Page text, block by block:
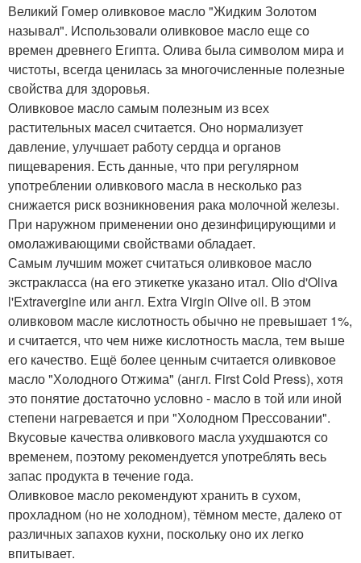
Великий Гомер оливковое масло "Жидким Золотом
называл". Использовали оливковое масло еще со
времен древнего Египта. Олива была символом мира и
чистоты, всегда ценилась за многочисленные полезные
свойства для здоровья.
Оливковое масло самым полезным из всех
растительных масел считается. Оно нормализует
давление, улучшает работу сердца и органов
пищеварения. Есть данные, что при регулярном
употреблении оливкового масла в несколько раз
снижается риск возникновения рака молочной железы.
При наружном применении оно дезинфицирующими и
омолаживающими свойствами обладает.
Самым лучшим может считаться оливковое масло
экстракласса (на его этикетке указано итал. Olio d'Oliva
l'Extravergine или англ. Extra Virgin Olive oil. В этом
оливковом масле кислотность обычно не превышает 1%,
и считается, что чем ниже кислотность масла, тем выше
его качество. Ещё более ценным считается оливковое
масло "Холодного Отжима" (англ. First Cold Press), хотя
это понятие достаточно условно - масло в той или иной
степени нагревается и при "Холодном Прессовании".
Вкусовые качества оливкового масла ухудшаются со
временем, поэтому рекомендуется употреблять весь
запас продукта в течение года.
Оливковое масло рекомендуют хранить в сухом,
прохладном (но не холодном), тёмном месте, далеко от
различных запахов кухни, поскольку оно их легко
впитывает.